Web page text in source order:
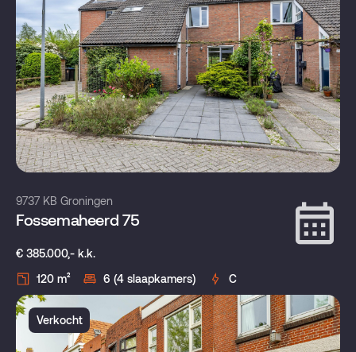
9737 KB Groningen
Fossemaheerd 75
€ 385.000,- k.k.
120 m²
6 (4 slaapkamers) C
Verkocht